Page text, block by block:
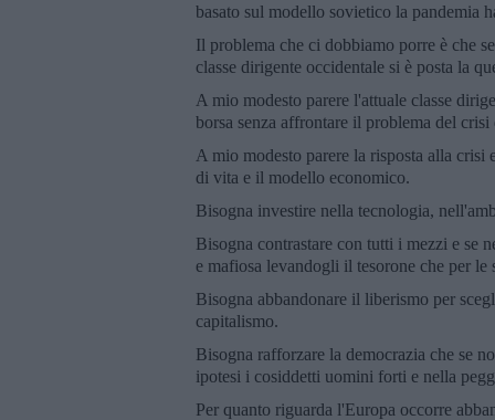
basato sul modello sovietico la pandemia
Il problema che ci dobbiamo porre è che
classe dirigente occidentale si è posta la
A mio modesto parere l'attuale classe
borsa senza affrontare il problema del
A mio modesto parere la risposta alla crisi
di vita e il modello economico.
Bisogna investire nella tecnologia,
Bisogna contrastare con tutti i mezzi e se
e mafiosa levandogli il tesorone che per
Bisogna abbandonare il liberismo per
capitalismo.
Bisogna rafforzare la democrazia che se
ipotesi i cosiddetti uomini forti e nella
Per quanto riguarda l'Europa occorre